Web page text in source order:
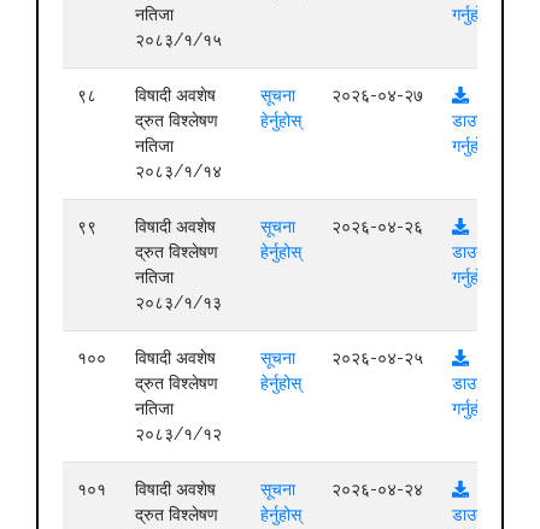
नतिजा
२०८३/१/१५
गर्नुहोस्
९८
विषादी अवशेष
द्रुत विश्लेषण
नतिजा
२०८३/१/१४
सूचना
हेर्नुहोस्
२०२६-०४-२७
डाउनलोड
गर्नुहोस्
९९
विषादी अवशेष
द्रुत विश्लेषण
नतिजा
२०८३/१/१३
सूचना
हेर्नुहोस्
२०२६-०४-२६
डाउनलोड
गर्नुहोस्
१००
विषादी अवशेष
द्रुत विश्लेषण
नतिजा
२०८३/१/१२
सूचना
हेर्नुहोस्
२०२६-०४-२५
डाउनलोड
गर्नुहोस्
१०१
विषादी अवशेष
द्रुत विश्लेषण
सूचना
हेर्नुहोस्
२०२६-०४-२४
डाउनलोड